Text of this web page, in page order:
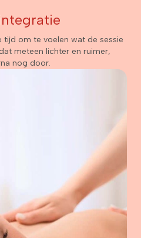
om te voelen wat de sessie
meteen lichter en ruimer,
nog door.